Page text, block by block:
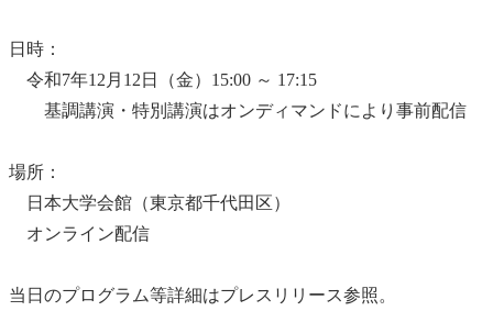
日時：
令和7年12月12日（金）15:00 ～ 17:15
基調講演・特別講演はオンディマンドにより事前配信
場所：
日本大学会館（東京都千代田区）
オンライン配信
当日のプログラム等詳細はプレスリリース参照。